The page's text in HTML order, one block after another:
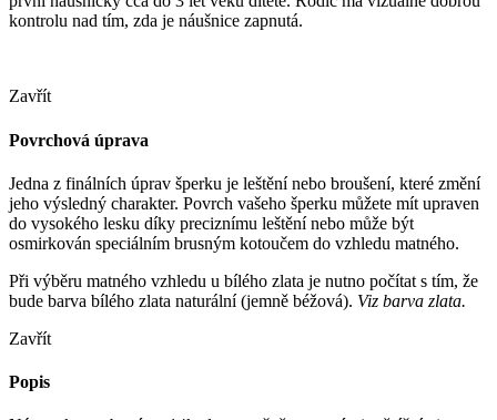
kontrolu nad tím, zda je náušnice zapnutá.
Zavřít
Povrchová úprava
Jedna z finálních úprav šperku je leštění nebo broušení, které změní
jeho výsledný charakter. Povrch vašeho šperku můžete mít upraven
do vysokého lesku díky preciznímu leštění nebo může být
osmirkován speciálním brusným kotoučem do vzhledu matného.
Při výběru matného vzhledu u bílého zlata je nutno počítat s tím, že
bude barva bílého zlata naturální (jemně béžová). Viz barva zlata.
Zavřít
Popis